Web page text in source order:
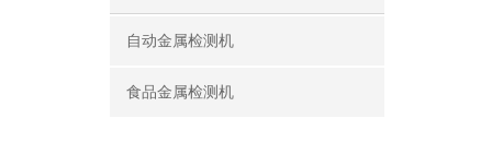
自动金属检测机
食品金属检测机